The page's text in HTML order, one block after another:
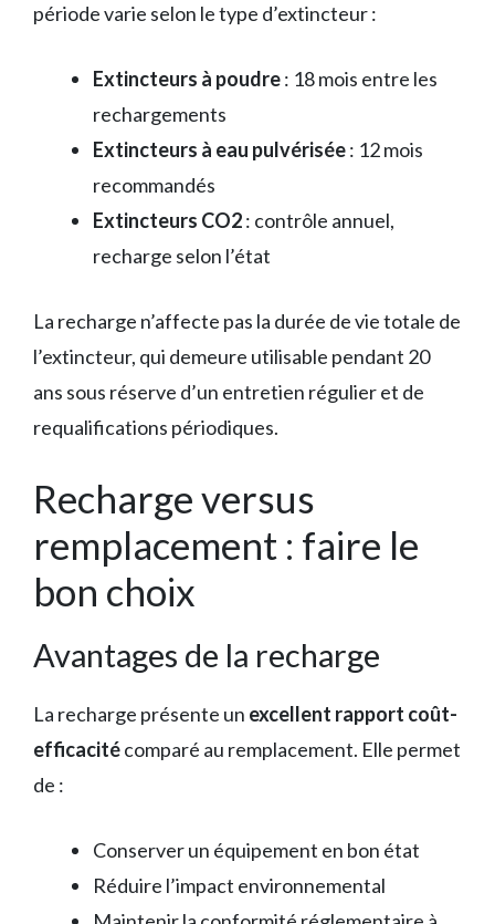
période varie selon le type d’extincteur :
Extincteurs à poudre: 18 mois entre les
rechargements
Extincteurs à eau pulvérisée: 12 mois
recommandés
Extincteurs CO2: contrôle annuel,
recharge selon l’état
La recharge n’affecte pas la durée de vie totale de
l’extincteur, qui demeure utilisable pendant 20
ans sous réserve d’un entretien régulier et de
requalifications périodiques.
Recharge versus
remplacement : faire le
bon choix
Avantages de la recharge
La recharge présente un excellent rapport coût-
efficacitécomparé au remplacement. Elle permet
de :
Conserver un équipement en bon état
Réduire l’impact environnemental